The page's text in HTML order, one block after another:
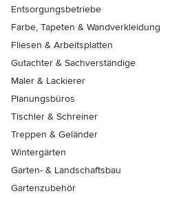
Entsorgungsbetriebe
Farbe, Tapeten & Wandverkleidung
Fliesen & Arbeitsplatten
Gutachter & Sachverständige
Maler & Lackierer
Planungsbüros
Tischler & Schreiner
Treppen & Geländer
Wintergärten
Garten- & Landschaftsbau
Gartenzubehör